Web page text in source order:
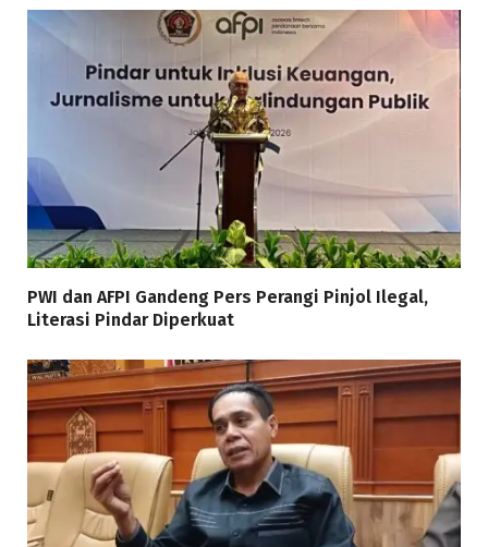
PWI dan AFPI Gandeng Pers Perangi Pinjol Ilegal,
Literasi Pindar Diperkuat